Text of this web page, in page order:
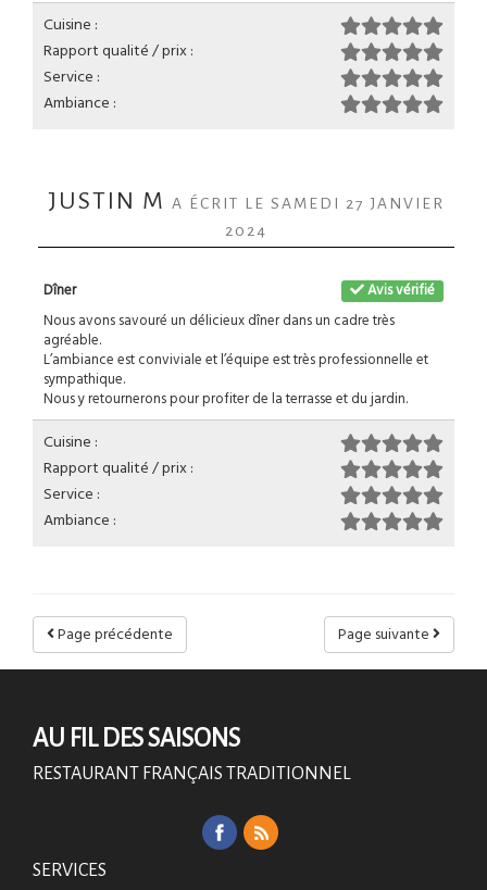
Cuisine :
Rapport qualité / prix :
Service :
Ambiance :
JUSTIN M A ÉCRIT LE SAMEDI 27 JANVIER
2024
Avis vérifié
Dîner
Nous avons savouré un délicieux dîner dans un cadre très
agréable.
L’ambiance est conviviale et l’équipe est très professionnelle et
sympathique.
Nous y retournerons pour profiter de la terrasse et du jardin.
Cuisine :
Rapport qualité / prix :
Service :
Ambiance :
Page suivante
Page précédente
AU FIL DES SAISONS
RESTAURANT FRANÇAIS TRADITIONNEL
SERVICES